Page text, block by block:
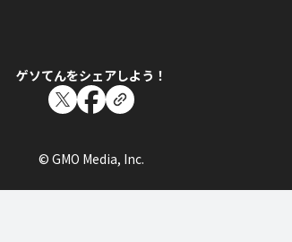
ゲソてんをシェアしよう！
© GMO Media, Inc.